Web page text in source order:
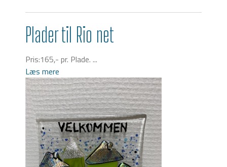
Plader til Rio net
Pris:165,- pr. Plade. ...
Læs mere